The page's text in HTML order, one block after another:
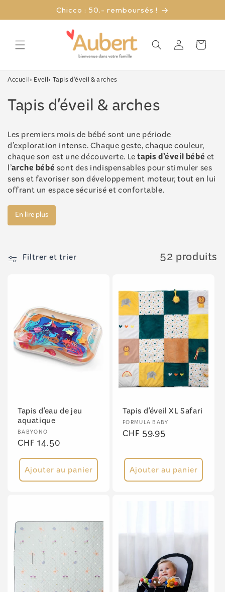
au
Chicco : 50.- remboursés !
ConnexionPanier
Accueil› Eveil› Tapis d'éveil & arches
C
o
l
l
e
c
t
o
Tapis d'éveil & arches
Les premiers mois de bébé sont une période
d’exploration intense. Chaque geste, chaque couleur,
chaque son est une découverte. Letapis d’éveil bébéet
l’arche bébésont des indispensables pour stimuler ses
sens et favoriser son développement moteur, tout en lui
offrant un espace sécurisé et confortable.
En lire plus
Filtrer et trier 52 produits
Tapis d'eau de jeu
aquatique
Fournisseur :
BABYONO
Prix
habituel
CHF 14.50
Ajouter au panier
Tapis d'éveil XL Safari
Fournisseur :
FORMULA BABY
Prix
CHF 59.95
Ajouter au panier